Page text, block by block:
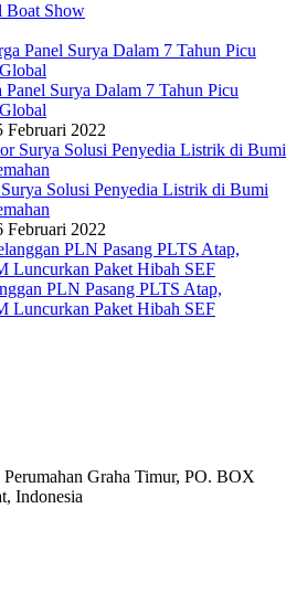
Boat Show
Surya Dalam 7 Tahun Picu
Februari 2022
Solusi Penyedia Listrik di Bumi
Februari 2022
PLN Pasang PLTS Atap,
Luncurkan Paket Hibah SEF
Graha Timur, PO. BOX
Indonesia